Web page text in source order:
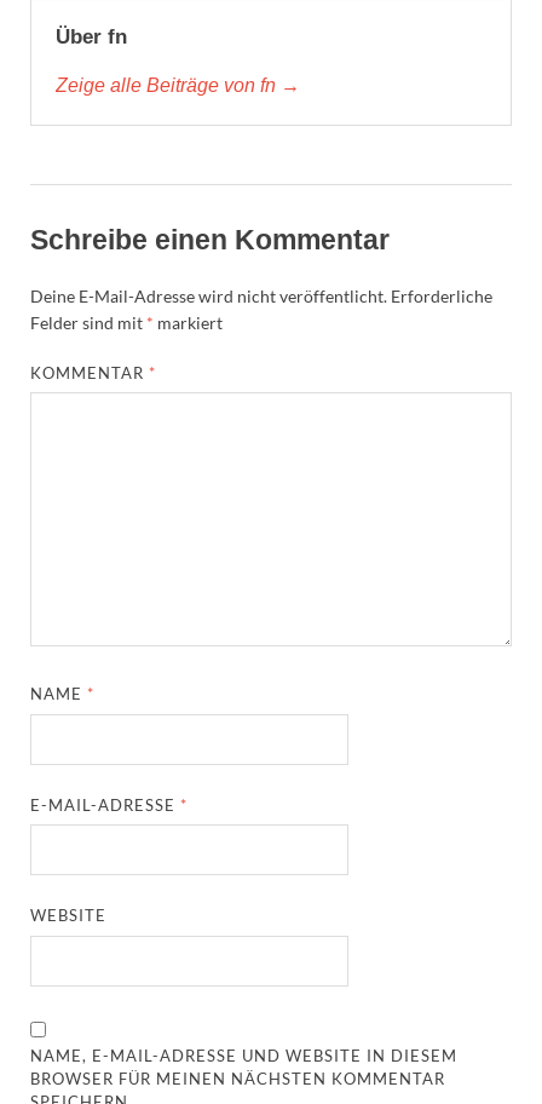
Über fn
Zeige alle Beiträge von fn →
Schreibe einen Kommentar
Deine E-Mail-Adresse wird nicht veröffentlicht. Erforderliche
Felder sind mit * markiert
KOMMENTAR *
NAME *
E-MAIL-ADRESSE *
WEBSITE
NAME, E-MAIL-ADRESSE UND WEBSITE IN DIESEM
BROWSER FÜR MEINEN NÄCHSTEN KOMMENTAR